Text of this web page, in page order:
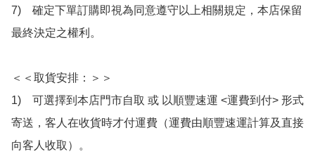
7)　確定下單訂購即視為同意遵守以上相關規定，本店保留
最終決定之權利。
＜＜取貨安排：＞＞
1)　可選擇到本店門市自取 或 以順豐速運 <運費到付> 形式
寄送，客人在收貨時才付運費（運費由順豐速運計算及直接
向客人收取）。